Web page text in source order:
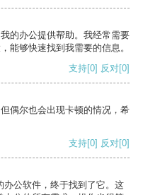
的办公提供帮助。我经常需要
能够快速找到我需要的信息。
支持[0] 反对[0]
偶尔也会出现卡顿的情况，希
支持[0] 反对[0]
公软件，终于找到了它。这